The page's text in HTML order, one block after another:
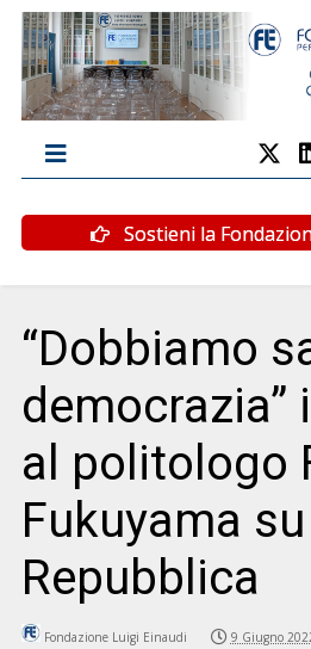
Sostieni la
“Dobbiamo
democrazia”
al politologo
Fukuyama
Repubblica
Fondazione Luigi Einaudi 9 Giugno